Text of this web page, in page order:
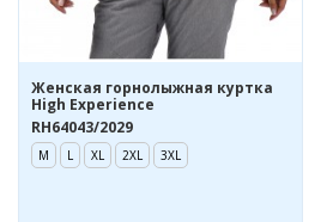
Женская горнолыжная куртка
High Experience
RH64043/2029
M L XL 2XL 3XL